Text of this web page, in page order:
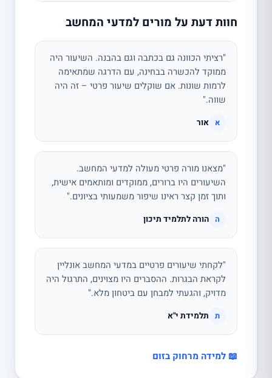
חוות דעת על מורים למדעי המחשב
"רציתי הכוונה גם בכתבה וגם בהבנה. השיעור היה
ממוקד להכשרה בבחינה, עם הדרגה שמתאימה
לרמות שונות. אם שוקלים שיעור פרטי – זה היה
שווה."
א אור
"מצאנו מורה פרטי מעולה למדעי המחשב.
השיעורים היו ברורים, ממוקדים ומותאמים אישית,
ותוך זמן קצר ראינו שיפור משמעותי בציונים."
ה הורה לתלמיד תיכון
"לקחתי שיעורים פרטיים במדעי המחשב אונליין
לקראת הבגרות. ההסברים היו מצוינים, התרגול היה
מדויק, והגעתי למבחן עם ביטחון מלא."
ת תלמידת י"א
📖 למידה מרחוק בזום